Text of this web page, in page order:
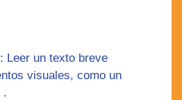
Leer un texto breve
visuales, como un
.